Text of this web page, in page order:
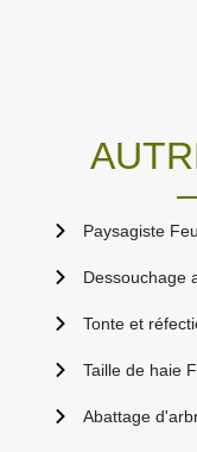
Paysagiste
Dessouchage
Tonte et
Taille de haie
Abattage